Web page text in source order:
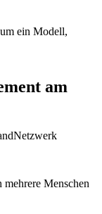
am
Netzwerk